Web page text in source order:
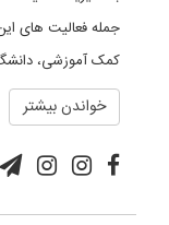
جمله فعالیت های
کمک آموزشی،
خواندن بیشتر